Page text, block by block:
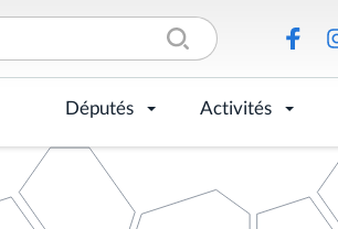
Députés Activités